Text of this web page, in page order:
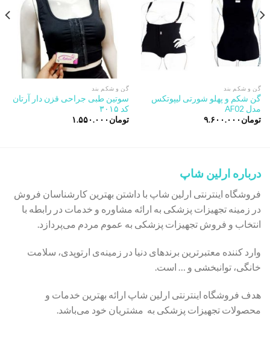
گن و شکم بند
گن شکم و پهلو شورتی لیپوتکس
مدل AF02
تومان ۹.۶۰۰.۰۰۰
گن و شکم بند
سوتین طبی جراحی قزن دار آرتان
کد ۳۰۱۵
تومان ۱.۵۵۰.۰۰۰
درباره ارلین شاپ
فروشگاه اینترنتی ارلین شاپ با داشتن بهترین کارشناسان فروش
در زمینه تجهیزات پزشکی به ارائه مشاوره و خدمات در رابطه با
انتخاب و فروش تجهیزات پزشکی به عموم مردم می‌پردازد.
وارد کننده معتبرترین برندهای دنیا در زمینه‌ی ارتوپدی، سلامت
خانگی، توانبخشی و … است.
هدف فروشگاه اینترنتی ارلین شاپ ارائه بهترین خدمات و
محصولات تجهیزات پزشکی به مشتریان خود می‌باشد.